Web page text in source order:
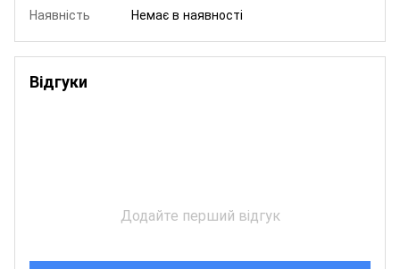
Наявність
Немає в наявності
Відгуки
Додайте перший відгук